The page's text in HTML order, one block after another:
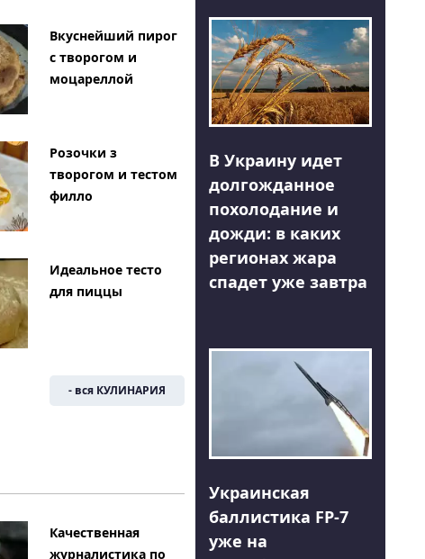
Вкуснейший пирог
с творогом и
моцареллой
Розочки з
творогом и тестом
филло
Идеальное тесто
для пиццы
- вся КУЛИНАРИЯ
Качественная
журналистика по
В Украину идет
долгожданное
похолодание и
дожди: в каких
регионах жара
спадет уже завтра
Украинская
баллистика FP-7
уже на